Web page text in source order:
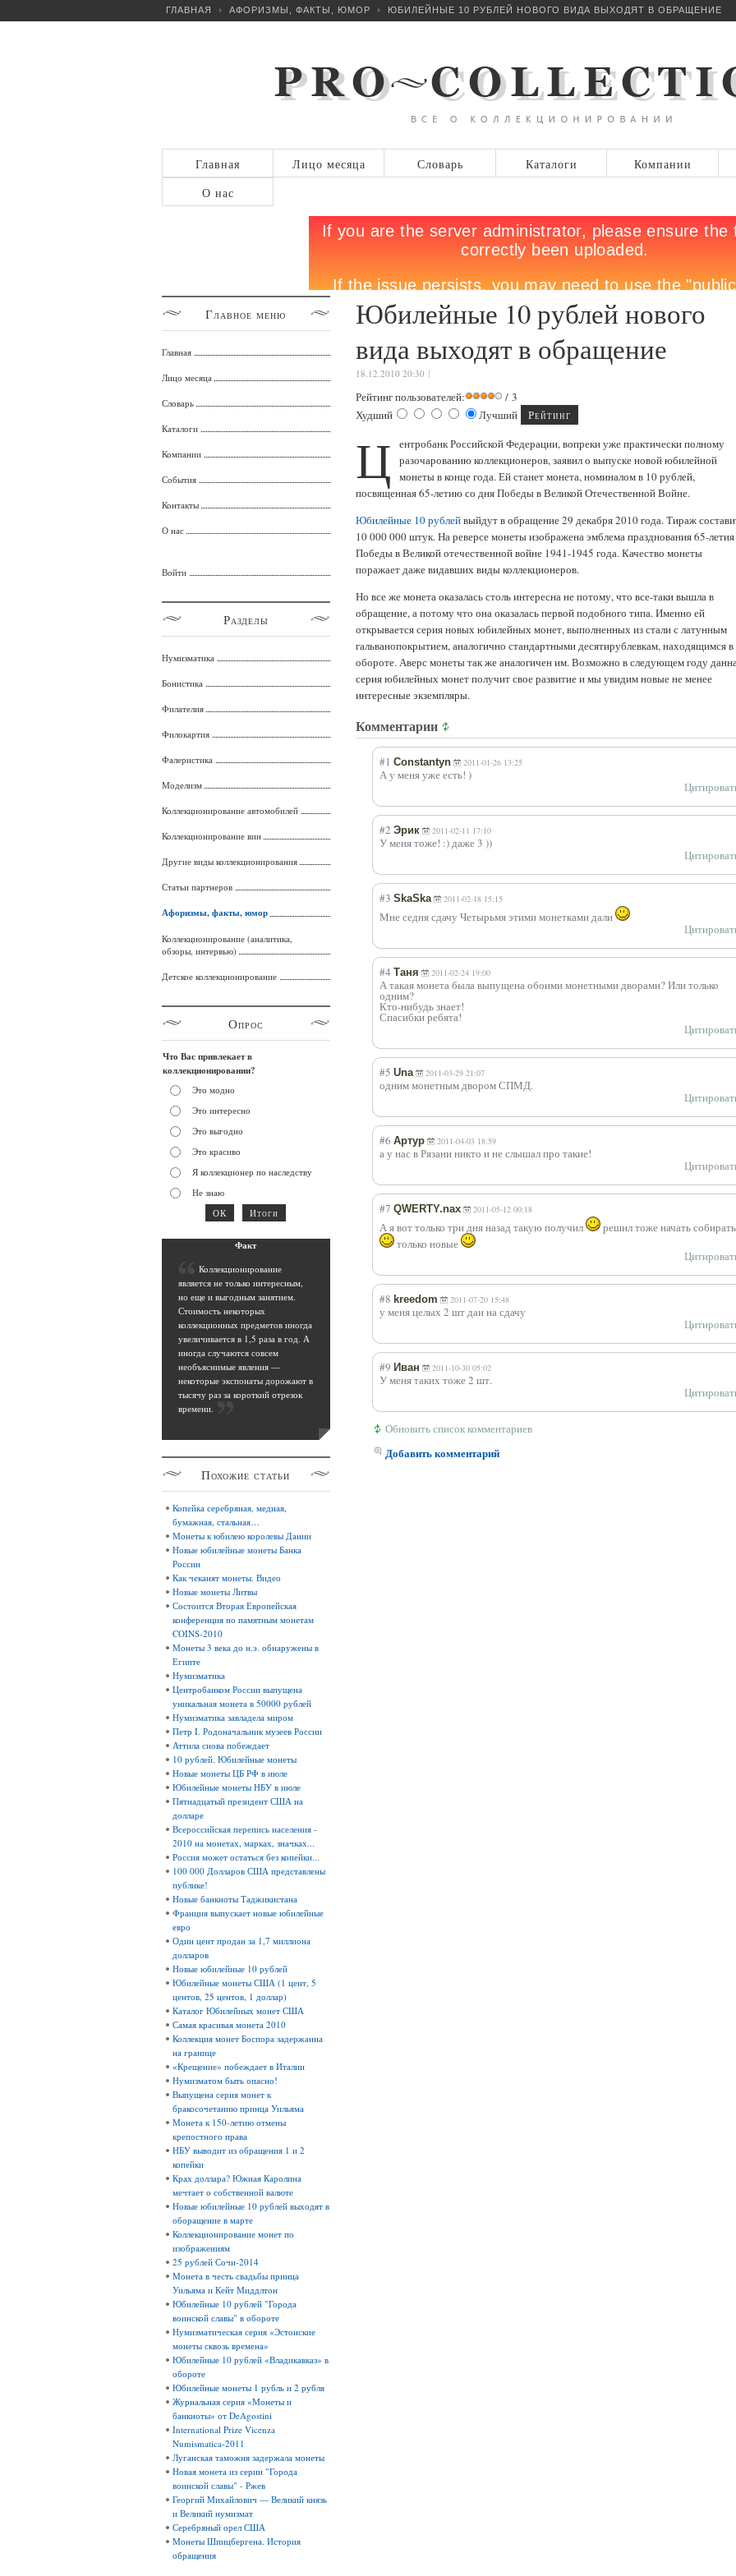
ГЛАВНАЯ АФОРИЗМЫ, ФАКТЫ, ЮМОР ЮБИЛЕЙНЫЕ 10 РУБЛЕЙ НОВОГО ВИДА ВЫХОДЯТ В ОБРАЩЕНИЕ
Главная Лицо месяца Словарь Каталоги Компании
О нас
Юбилейные 10 рублей нового
вида выходят в обращение
18.12.2010 20:30
Рейтинг пользователей:
/ 3
Худший
Лучший
Ц
ентробанк Российской Федерации, вопреки уже практически полному
разочарованию коллекционеров, заявил о выпуске новой юбилейной
монеты в конце года. Ей станет монета, номиналом в 10 рублей,
посвященная 65-летию со дня Победы в Великой Отечественной Войне.
Юбилейные 10 рублейвыйдут в обращение 29 декабря 2010 года. Тираж
10 000 000 штук. На реверсе монеты изображена эмблема празднования 65-летия
Победы в Великой отечественной войне 1941-1945 года. Качество монеты
поражает даже видавших виды коллекционеров.
Но все же монета оказалась столь интересна не потому, что все-таки вышла в
обращение, а потому что она оказалась первой подобного типа. Именно ей
открывается серия новых юбилейных монет, выполненных из стали с латунным
гальванопокрытием, аналогично стандартными десятирублевкам, находящимся в
обороте. Аверс монеты так же аналогичен им. Возможно в следующем году
серия юбилейных монет получит свое развитие и мы увидим новые не менее
интересные экземпляры.
Комментарии
#1 Constantyn 2011-01-26 13:25
А у меня уже есть! )
#2 Эрик 2011-02-11 17:10
У меня тоже! :) даже 3 ))
#3 SkaSka 2011-02-18 15:15
Мне седня сдачу Четырьмя этими монетками дали
#4 Таня 2011-02-24 19:00
А такая монета была выпущена обоими монетными дворами? Или только
одним?
Кто-нибудь знает!
Спасибки ребята!
#5 Una 2011-03-29 21:07
одним монетным двором СПМД.
#6 Артур 2011-04-03 18:59
а у нас в Рязани никто и не слышал про такие!
#7 QWERTY.nax 2011-05-12 00:18
А я вот только три дня назад такую получил
решил тоже начать собирать
только новые
#8 kreedom 2011-07-20 15:48
у меня целых 2 шт даи на сдачу
#9 Иван 2011-10-30 05:02
У меня таких тоже 2 шт.
Обновить список комментариев
Добавить комментарий
Главное меню
Главная
Лицо месяца
Словарь
Каталоги
Компании
События
Контакты
О нас
Войти
Разделы
Нумизматика
Бонистика
Филателия
Филокартия
Фалеристика
Моделизм
Коллекционирование автомобилей
Коллекционирование вин
Другие виды коллекционирования
Статьи партнеров
Афоризмы, факты, юмор
Коллекционирование (аналитика,
обзоры, интервью)
Детское коллекционирование
Опрос
Что Вас привлекает в
коллекционировании?
Это модно
Это интересно
Это выгодно
Это красиво
Я коллекционер по наследству
Не знаю
Факт
Коллекционирование
является не только интересным,
но еще и выгодным занятием.
Стоимость некоторых
коллекционных предметов иногда
увеличивается в 1,5 раза в год. А
иногда случаются совсем
необъяснимые явления —
некоторые экспонаты дорожают в
тысячу раз за короткий отрезок
времени.
Похожие статьи
Копейка серебряная, медная,
бумажная, стальная…
Монеты к юбилею королевы Дании
Новые юбилейные монеты Банка
России
Как чеканят монеты. Видео
Новые монеты Литвы
Состоится Вторая Европейская
конференция по памятным монетам
COINS-2010
Монеты 3 века до н.э. обнаружены в
Египте
Нумизматика
Центробанком России выпущена
уникальная монета в 50000 рублей
Нумизматика завладела миром
Петр I. Родоначальник музеев России
Аттила снова побеждает
10 рублей. Юбилейные монеты
Новые монеты ЦБ РФ в июле
Юбилейные монеты НБУ в июле
Пятнадцатый президент США на
долларе
Всероссийская перепись населения -
2010 на монетах, марках, значках...
Россия может остаться без копейки...
100 000 Долларов США представлены
публике!
Новые банкноты Таджикистана
Франция выпускает новые юбилейные
евро
Один цент продан за 1,7 миллиона
долларов
Новые юбилейные 10 рублей
Юбилейные монеты США (1 цент, 5
центов, 25 центов, 1 доллар)
Каталог Юбилейных монет США
Самая красивая монета 2010
Коллекция монет Боспора задержанна
на границе
«Крещение» побеждает в Италии
Нумизматом быть опасно!
Выпущена серия монет к
бракосочетанию принца Уильяма
Монета к 150-летию отмены
крепостного права
НБУ выводит из обращения 1 и 2
копейки
Крах доллара? Южная Каролина
мечтает о собственной валюте
Новые юбилейные 10 рублей выходят в
оборащение в марте
Коллекционирование монет по
изображениям
25 рублей Сочи-2014
Монета в честь свадьбы принца
Уильяма и Кейт Миддлтон
Юбилейные 10 рублей "Города
воинской славы" в обороте
Нумизматическая серия «Эстонские
монеты сквозь времена»
Юбилейные 10 рублей «Владикавказ» в
обороте
Юбилейные монеты 1 рубль и 2 рубля
Журнальная серия «Монеты и
банкноты» от DeAgostini
International Prize Vicenza
Numismatica-2011
Луганская таможня задержала монеты
Новая монета из серии "Города
воинской славы" - Ржев
Георгий Михайлович — Великий князь
и Великий нумизмат
Серебряный орел США
Монеты Шпицбергена. История
обращения